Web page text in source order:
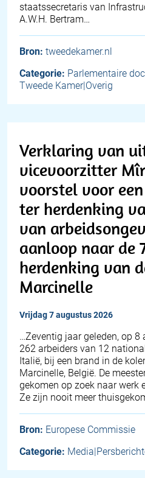
staatssecretaris van
A.W.H. Bertram…
Bron: tweedekamer.nl
Categorie: Parlementaire
Tweede Kamer|Overig
Verklaring van
vicevoorzitter
voorstel voor
ter herdenking
van
aanloop naar de
herdenking van
Marcinelle
vrijdag 7 augustus 2026
…Zeventig jaar geleden, op 8
262 arbeiders van 12
Italië, bij een brand in de
Marcinelle, België. De
gekomen op zoek naar werk
Ze zijn nooit meer
Bron: Europese Commissie
Categorie: